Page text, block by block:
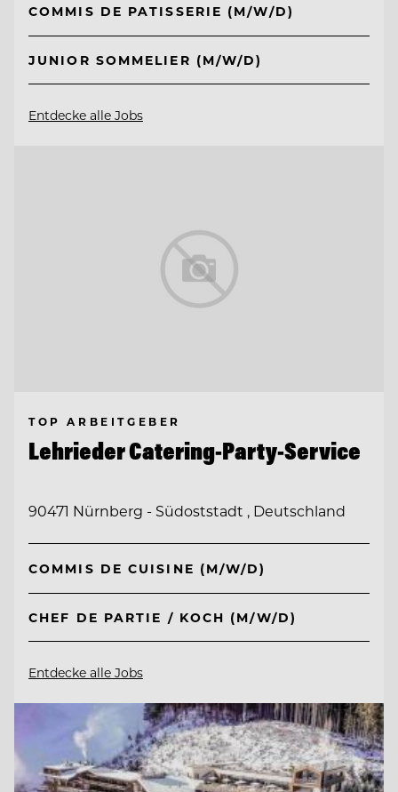
COMMIS DE PATISSERIE (M/W/D)
JUNIOR SOMMELIER (M/W/D)
Entdecke alle Jobs
TOP ARBEITGEBER
Lehrieder Catering-Party-Service
90471 Nürnberg - Südoststadt , Deutschland
COMMIS DE CUISINE (M/W/D)
CHEF DE PARTIE / KOCH (M/W/D)
Entdecke alle Jobs